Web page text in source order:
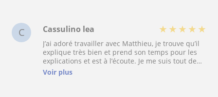
C Cassulino lea ★ ★ ★ ★ ★
J’ai adoré travailler avec Matthieu, je trouve qu’il
explique très bien et prend son temps pour les
explications et est à l’écoute. Je me suis tout de
suite sentie mieux à l’aise avec la matière qui me
posait soucis. Je recommande fortement ce
Voir plus